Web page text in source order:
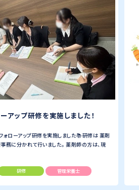
アップ研修を実施しました！
ローアップ研修を実施しました📚研修は 薬剤
務に分かれて行いました。 薬剤師の方は、現
研修 管理栄養士